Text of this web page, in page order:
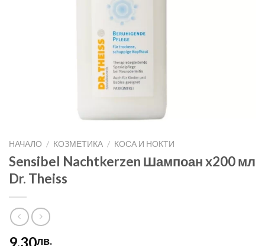
НАЧАЛО / КОЗМЕТИКА / КОСА И НОКТИ
Sensibel Nachtkerzen Шампоан x200 мл
Dr. Theiss
9.30лв.